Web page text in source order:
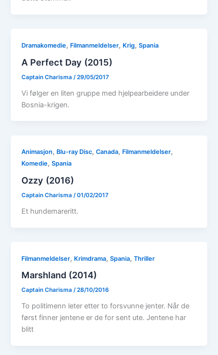
Dramakomedie, Filmanmeldelser, Krig,Spania
A Perfect Day (2015)
Captain Charisma /29/05/2017
Vi følger en liten gruppe med hjelpearbeidere under
Bosnia-krigen.
Animasjon, Blu-ray Disc,Canada, Filmanmeldelser,
Komedie,Spania
Ozzy (2016)
Captain Charisma/01/02/2017
Et hundemareritt.
Filmanmeldelser, Krimdrama,Spania,Thriller
Marshland (2014)
Captain Charisma/28/10/2016
To politimenn leter etter to forsvunne jenter. Når de
først finner jentene er de for sent ute. Jentene har
blitt